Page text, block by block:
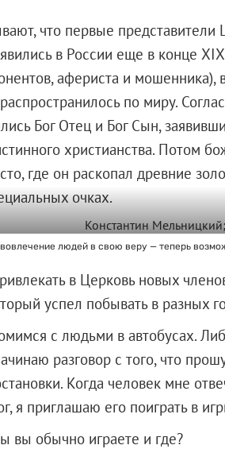
что первые представители
в России еще в конце
афериста и мошенника),
по миру.
Бог Отец и Бог Сын,
христианства. Потом
где он раскопал древние
очках.
людей в свою веру — теперь
в Церковь новых
успел побывать в разных
с людьми в автобусах.
разговор с того, что
Когда человек мне
я приглашаю его поиграть в
вы обычно играете и где?